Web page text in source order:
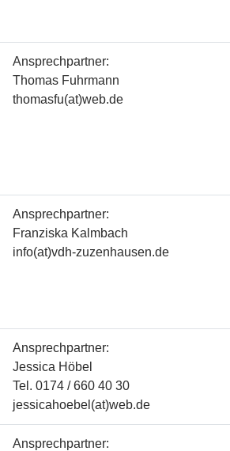
Ansprechpartner:
Thomas Fuhrmann
thomasfu(at)web.de
Ansprechpartner:
Franziska Kalmbach
info(at)vdh-zuzenhausen.de
Ansprechpartner:
Jessica Höbel
Tel. 0174 / 660 40 30
jessicahoebel(at)web.de
Ansprechpartner: